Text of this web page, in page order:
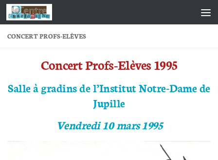
Skip to content
CONCERT PROFS-ELÈVES
Concert Profs-Elèves 1995
Salle à gradins de l’Institut Notre-Dame de
Jupille
Vendredi 10 mars 1995